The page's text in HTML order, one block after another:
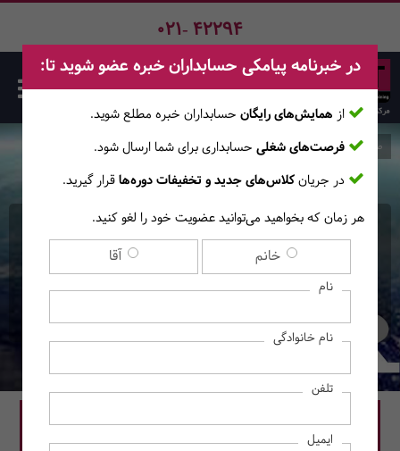
021- 42294
دوره حضوری IFRS فارسی
برای بانک‌ها
صفحه اصلی دوره‌ها
قیمت دوره: 16,500,000 ریال
در خبرنامه پیامکی حسابداران خبره عضو شوید تا:
از همایش‌های رایگان حسابداران خبره مطلع ‎شوید.
فرصت‌های شغلی حسابداری برای شما ارسال شود.
در جریانکلاس‌های جدید و تخفیفات دوره‌هاقرار گیرید.
هر زمان که بخواهید می‌توانید عضویت خود را لغو کنید.
خانم آقا
نام
نام خانوادگی
تلفن
ایمیل